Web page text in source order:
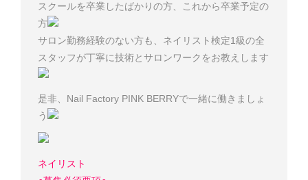
スクールを卒業したばかりの方、これから卒業予定の
方
サロン勤務経験のない方も、ネイリスト検定1級の全
スタッフが丁寧に技術とサロンワークをお教えします
是非、Nail Factory PINK BERRYで一緒に働きましょ
う
ネイリスト